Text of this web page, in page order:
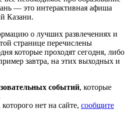
— это интерактивная афиша
Казани.
о лучших развлечениях и
странице перечислены
которые проходят сегодня, либо
завтра, на этих выходных и
событий, которые
нет на сайте, сообщите